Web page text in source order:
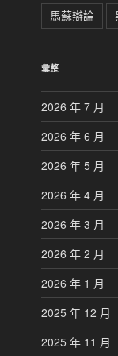
馬蘇辯論
彙整
2026 年 7 月
2026 年 6 月
2026 年 5 月
2026 年 4 月
2026 年 3 月
2026 年 2 月
2026 年 1 月
2025 年 12 月
2025 年 11 月